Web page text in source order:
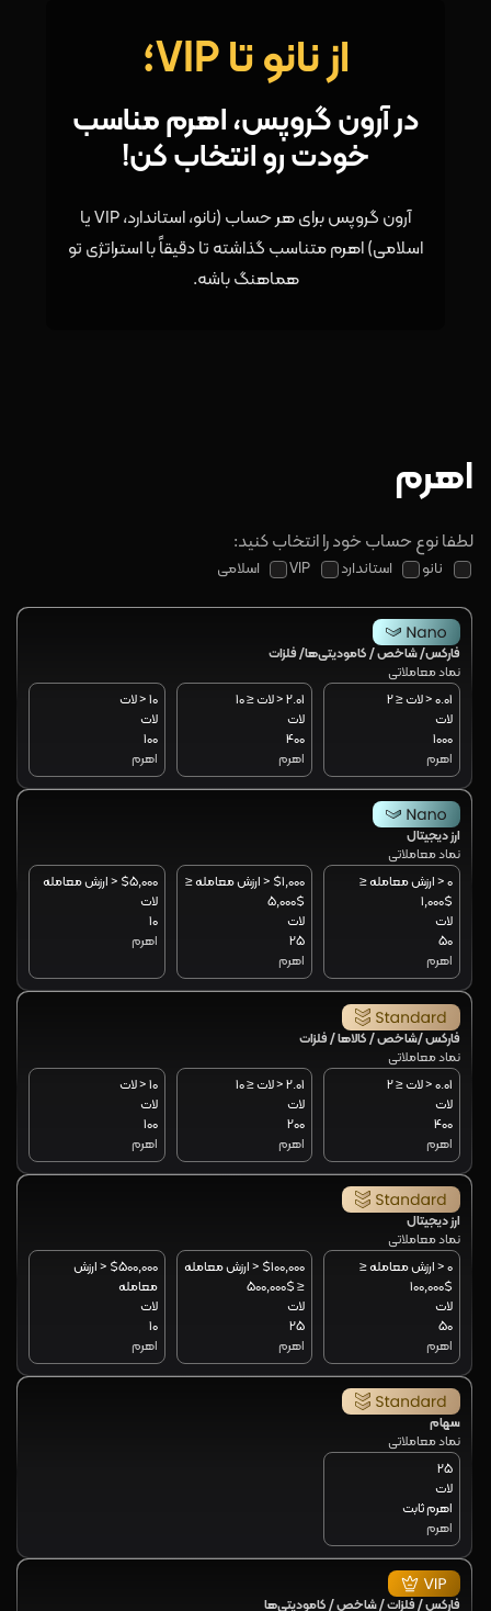
از نانو تا VIP؛
در آرون گروپس، اهرم مناسب
خودت رو انتخاب کن!
آرون گروپس برای هر حساب (نانو، استاندارد، VIP یا
اسلامی) اهرم متناسب گذاشته تا دقیقاً با استراتژی تو
هماهنگ باشه.
اهرم
لطفا نوع حساب خود را انتخاب کنید:
نانو استاندارد VIP اسلامی
فارکس/ شاخص / کامودیتی‌ها/ فلزات
نماد معاملاتی
0.01 < لات ≤ 2
لات
1000
اهرم
2.01 < لات ≤ 10
لات
400
اهرم
10 < لات
لات
100
اهرم
ارز دیجیتال
نماد معاملاتی
0 < ارزش معامله ≤
$1,000
لات
50
اهرم
$1,000 < ارزش معامله ≤
$5,000
لات
25
اهرم
$5,000 < ارزش معامله
لات
10
اهرم
فارکس /شاخص / کالاها / فلزات
نماد معاملاتی
0.01 < لات ≤ 2
لات
400
اهرم
2.01 < لات ≤ 10
لات
200
اهرم
10 < لات
لات
100
اهرم
ارز دیجیتال
نماد معاملاتی
0 < ارزش معامله ≤
$100,000
لات
50
اهرم
$100,000 < ارزش معامله
≤ $500,000
لات
25
اهرم
$500,000 < ارزش
معامله
لات
10
اهرم
سهام
نماد معاملاتی
25
لات
اهرم ثابت
اهرم
فارکس / فلزات / شاخص / کامودیتی‌ها